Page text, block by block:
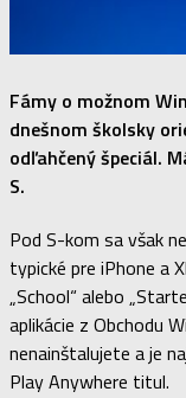
Fámy o možnom
dnešnom školsky
odľahčený špeciál.
S.
Pod S-kom sa však
typické pre iPhone a
„School“ alebo
aplikácie z Obchodu
nenainštalujete a je
Play Anywhere titul.